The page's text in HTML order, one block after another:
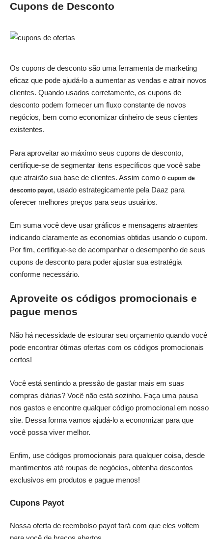
Cupons de Desconto
Os cupons de desconto são uma ferramenta de marketing
eficaz que pode ajudá-lo a aumentar as vendas e atrair novos
clientes. Quando usados corretamente, os cupons de
desconto podem fornecer um fluxo constante de novos
negócios, bem como economizar dinheiro de seus clientes
existentes.
Para aproveitar ao máximo seus cupons de desconto,
certifique-se de segmentar itens específicos que você sabe
que atrairão sua base de clientes. Assim como o cupom de
desconto payot, usado estrategicamente pela Daaz para
oferecer melhores preços para seus usuários.
Em suma você deve usar gráficos e mensagens atraentes
indicando claramente as economias obtidas usando o cupom.
Por fim, certifique-se de acompanhar o desempenho de seus
cupons de desconto para poder ajustar sua estratégia
conforme necessário.
Aproveite os códigos promocionais e
pague menos
Não há necessidade de estourar seu orçamento quando você
pode encontrar ótimas ofertas com os códigos promocionais
certos!
Você está sentindo a pressão de gastar mais em suas
compras diárias? Você não está sozinho. Faça uma pausa
nos gastos e encontre qualquer código promocional em nosso
site. Dessa forma vamos ajudá-lo a economizar para que
você possa viver melhor.
Enfim, use códigos promocionais para qualquer coisa, desde
mantimentos até roupas de negócios, obtenha descontos
exclusivos em produtos e pague menos!
Cupons Payot
Nossa oferta de reembolso payot fará com que eles voltem